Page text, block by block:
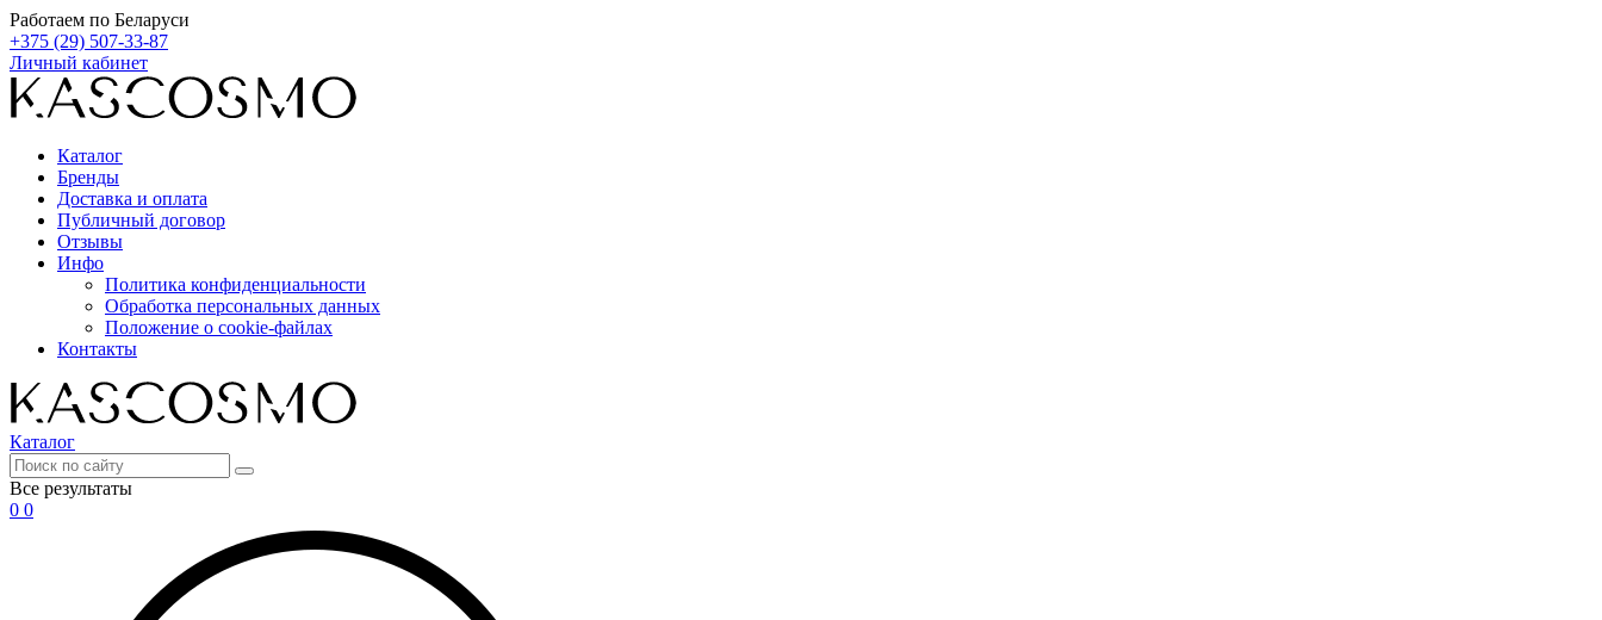
Работаем по Беларуси
+375 (29) 507-33-87
Личный кабинет
Каталог
Бренды
Доставка и оплата
Публичный договор
Отзывы
Инфо
Политика конфиденциальности
Обработка персональных данных
Положение о cookie-файлах
Контакты
Каталог
Все результаты
0 0